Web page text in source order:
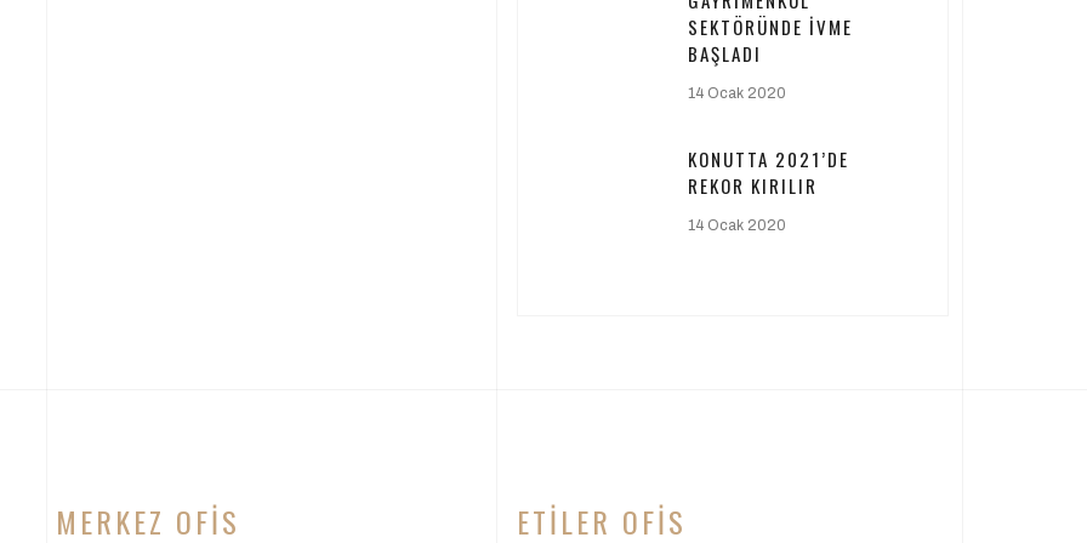
SEKTÖRÜNDE İVME
BAŞLADI
14 Ocak 2020
KONUTTA 2021’DE
REKOR KIRILIR
14 Ocak 2020
MERKEZ OFIS ETILER OFIS